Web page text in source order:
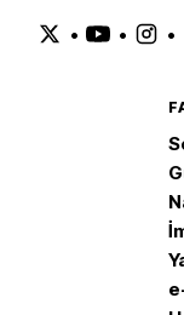
• • •